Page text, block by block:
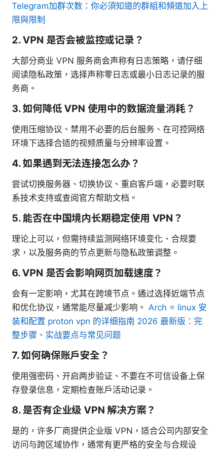
Telegram加群次数：你必須知道的群組和頻道加入上
限與限制
2. VPN 是否会被监控或记录？
大部分商业 VPN 服务商会声称有日志策略，请仔细
阅读隐私政策，选择声称零日志或最小日志记录的服
务商。
3. 如何降低 VPN 使用中的数据流量消耗？
使用压缩协议、禁用不必要的后台服务、在可控网络
环境下选择合适的视频质量与分辨率设置。
4. 如果遇到无法连接怎么办？
尝试切换服务器、切换协议、重启客户端，必要时联
系技术支持或查阅官方帮助文档。
5. 能否在中国境内长期稳定使用 VPN？
理论上可以，但需持续监测网络环境变化、合规要
求，以及服务商的节点更新与隐私政策调整。
6. VPN 是否会影响网页加载速度？
会有一定影响，尤其在跨境节点。通过选择近端节点
和优化协议，通常能尽量减少影响。 Arch ⭐ linux 安
装和配置 proton vpn 的详细指南 2026 最新版：完
整步骤、实战要点与常见问题
7. 如何确保账户安全？
使用强密码、开启两步验证、不要在不可信设备上保
存登录信息，定期检查账户活动记录。
8. 是否有企业级 VPN 解决方案？
是的，许多厂商提供企业版 VPN，适合公司内部安全
访问与跨区域协作，通常有更严格的安全与合规设